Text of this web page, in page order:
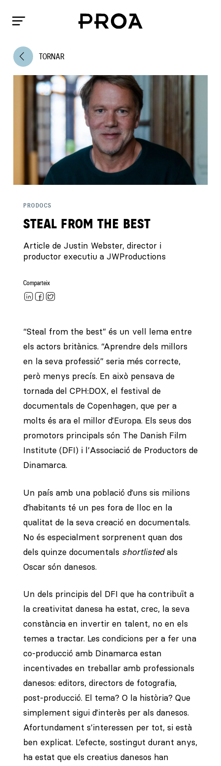
arrow_back_ios TORNAR
PRODOCS
STEAL FROM THE BEST
Article de Justin Webster, director i
productor executiu a JWProductions
Comparteix
“Steal from the best” és un vell lema entre
els actors britànics. “Aprendre dels millors
en la seva professió” seria més correcte,
però menys precís. En això pensava de
tornada del CPH:DOX, el festival de
documentals de Copenhagen, que per a
molts és ara el millor d’Europa. Els seus dos
promotors principals són The Danish Film
Institute (DFI) i l’Associació de Productors de
Dinamarca.
Un país amb una població d’uns sis milions
d’habitants té un pes fora de lloc en la
qualitat de la seva creació en documentals.
No és especialment sorprenent quan dos
dels quinze documentals shortlistedals
Oscar són danesos.
Un dels principis del DFI que ha contribuït a
la creativitat danesa ha estat, crec, la seva
constància en invertir en talent, no en els
temes a tractar. Les condicions per a fer una
co-producció amb Dinamarca estan
incentivades en treballar amb professionals
danesos: editors, directors de fotografia,
post-producció. El tema? O la història? Que
simplement sigui d’interès per als danesos.
Afortundament s’interessen per tot, si està
ben explicat. L’efecte, sostingut durant anys,
ha estat que els creatius danesos han